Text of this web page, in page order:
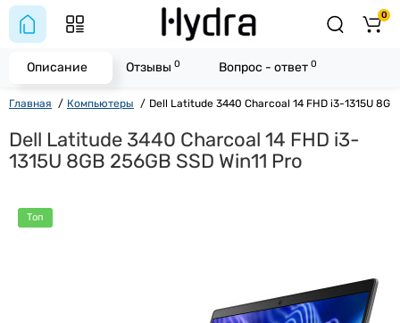
0
Главная Компьютеры Dell Latitude 3440 Charcoal 14 FHD i3-1315U 8GB
Dell Latitude 3440 Charcoal 14 FHD i3-
1315U 8GB 256GB SSD Win11 Pro
Топ
Описание Отзывы 0 Вопрос - ответ 0